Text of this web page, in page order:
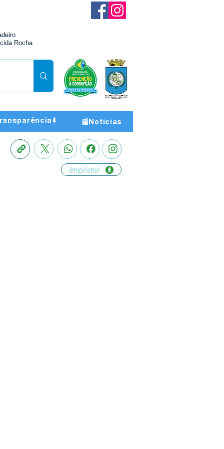
Rocha
📰Notícias
Imprimir